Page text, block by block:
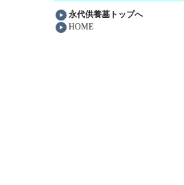
永代供養墓トップへ
HOME